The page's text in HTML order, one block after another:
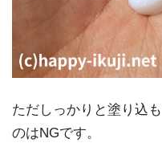
ただしっかりと塗り込
のはNGです。